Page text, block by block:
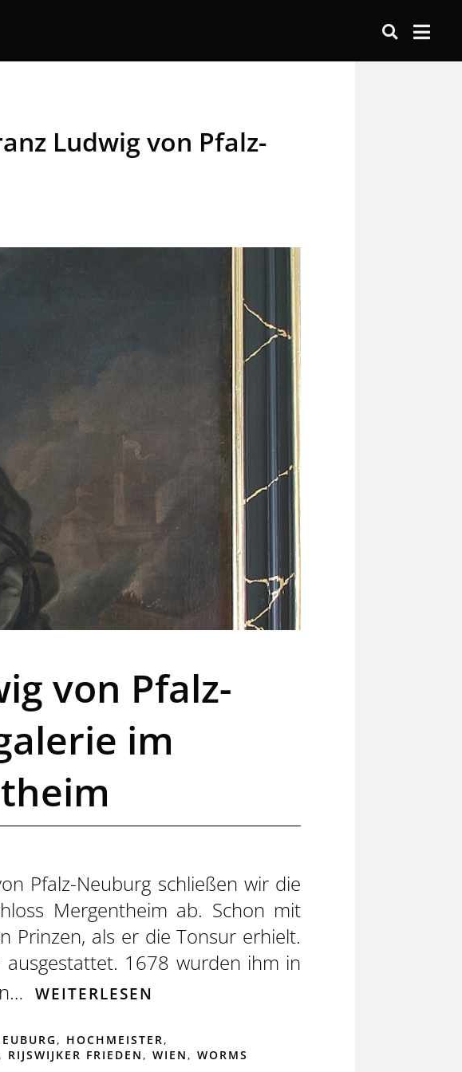
Ludwig von Pfalz-
von Pfalz-
im
Pfalz-Neuburg schließen wir die
Mergentheim ab. Schon mit
Prinzen, als er die Tonsur erhielt.
1678 wurden ihm in
WEITERLESEN
, HOCHMEISTER ,
, RIJSWIJKER FRIEDEN , WIEN , WORMS